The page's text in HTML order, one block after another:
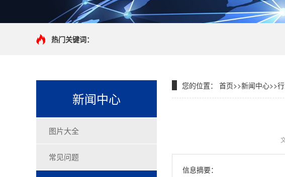
热门关键词：
新闻中心
图片大全
常见问题
您的位置： 首页>>新闻中心>>
信息摘要：